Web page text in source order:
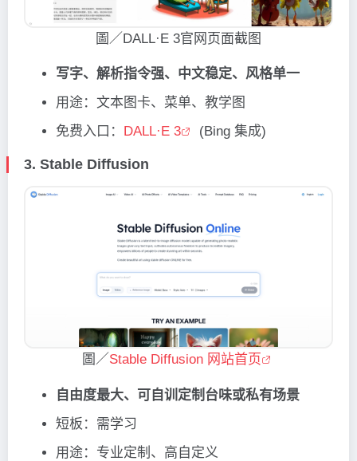
圖／DALL·E 3官网页面截图
写字、解析指令强、中文稳定、风格单一
用途：文本图卡、菜单、教学图
免费入口： DALL·E 3 (Bing 集成)
3. Stable Diffusion
圖／Stable Diffusion 网站首页
自由度最大、可自训定制台味或私有场景
短板：需学习
用途：专业定制、高自定义